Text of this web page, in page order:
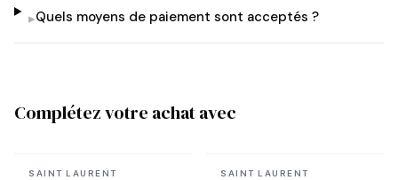
▸Quels moyens de paiement sont acceptés ?
Complétez votre achat avec
En stock
SAINT LAURENT En stock
SAINT LAURENT